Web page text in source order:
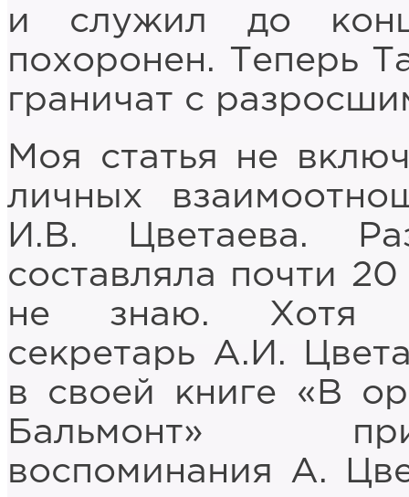
и служил до
похоронен. Теперь
граничат с
Моя статья не
личных
И.В. Цветаева.
составляла почти
не знаю. Хотя
секретарь А.И.
в своей книге «В
Бальмонт»
воспоминания А.